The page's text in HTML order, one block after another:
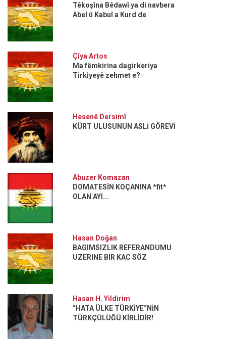
Têkoşîna Bêdawî ya di navbera
Abel û Kabul a Kurd de
Çîya Artos
Ma fêmkirina dagirkeriya
Tirkiyeyê zehmet e?
Hesenê Dersimî
KÜRT ULUSUNUN ASLİ GÖREVİ
Abuzer Komazan
DOMATESİN KOÇANINA *fit*
OLAN AYI...
Hasan Doğan
BAGIMSIZLIK REFERANDUMU
UZERINE BIR KAC SÖZ
Hasan H. Yildirim
“HATA ÜLKE TÜRKİYE“NİN
TÜRKÇÜLÜĞÜ KİRLİDİR!